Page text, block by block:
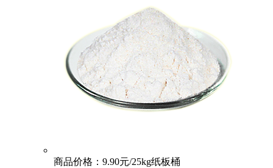
商品价格：9.90元/25kg纸板桶